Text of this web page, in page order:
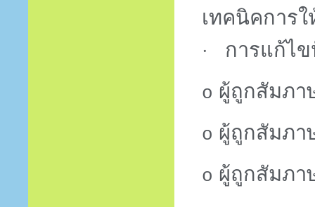
เทคนิคการ
· การแก้ไ
o ผู้ถูกสัมภา
o ผู้ถูกสัมภา
o ผู้ถูกสัมภา